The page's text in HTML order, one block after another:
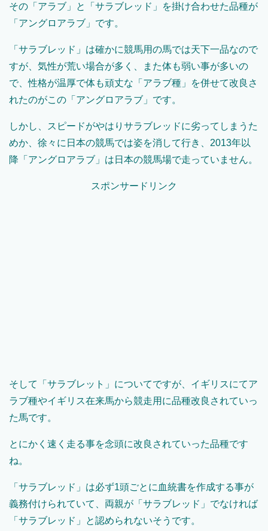
その「アラブ」と「サラブレッド」を掛け合わせた品種が
「アングロアラブ」です。
「サラブレッド」は確かに競馬用の馬では天下一品なので
すが、気性が荒い場合が多く、また体も弱い事が多いの
で、性格が温厚で体も頑丈な「アラブ種」を併せて改良さ
れたのがこの「アングロアラブ」です。
しかし、スピードがやはりサラブレッドに劣ってしまうた
めか、徐々に日本の競馬では姿を消して行き、2013年以
降「アングロアラブ」は日本の競馬場で走っていません。
スポンサードリンク
そして「サラブレット」についてですが、イギリスにてア
ラブ種やイギリス在来馬から競走用に品種改良されていっ
た馬です。
とにかく速く走る事を念頭に改良されていった品種です
ね。
「サラブレッド」は必ず1頭ごとに血統書を作成する事が
義務付けられていて、両親が「サラブレッド」でなければ
「サラブレッド」と認められないそうです。